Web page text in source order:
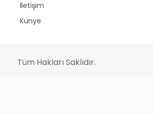
İletişim
Künye
Tüm Hakları Saklıdır.